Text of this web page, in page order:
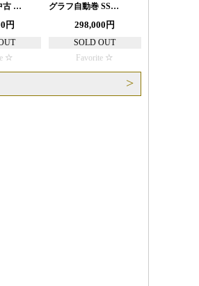
古 …
円
グラフ自動巻 SS…
298,000円
SOLD OUT
Favorite